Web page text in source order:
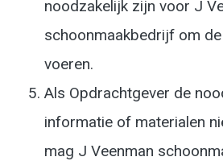
noodzakelijk zijn voor J
schoonmaakbedrijf om
voeren.
Als Opdrachtgever de
informatie of materialen
mag J Veenman